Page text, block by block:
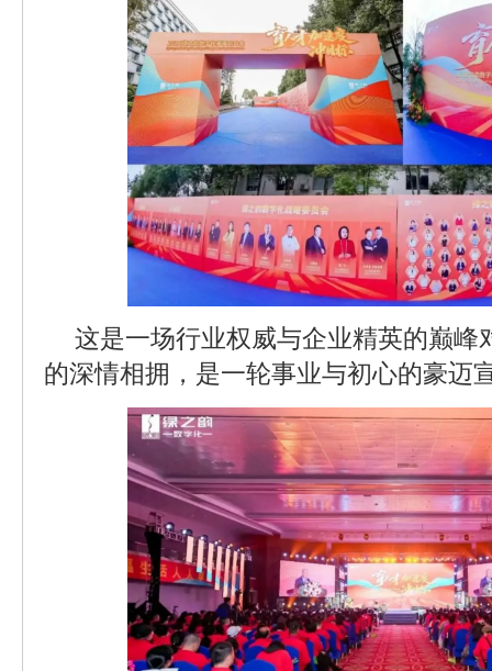
这是一场行业权威与企业精英的巅峰
的深情相拥，是一轮事业与初心的豪迈